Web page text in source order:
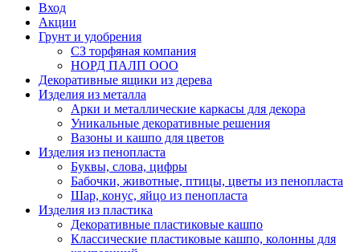
Вход
Акции
Грунт и удобрения
СЗ торфяная компания
НОРД ПАЛП ООО
Декоративные ящики из дерева
Изделия из металла
Арки и металлические каркасы для декора
Уникальные декоративные решения
Вазоны и кашпо для цветов
Изделия из пенопласта
Буквы, слова, цифры
Бабочки, животные, птицы, цветы из пенопласта
Шар, конус, яйцо из пенопласта
Изделия из пластика
Декоративные пластиковые кашпо
Классические пластиковые кашпо, колонны для